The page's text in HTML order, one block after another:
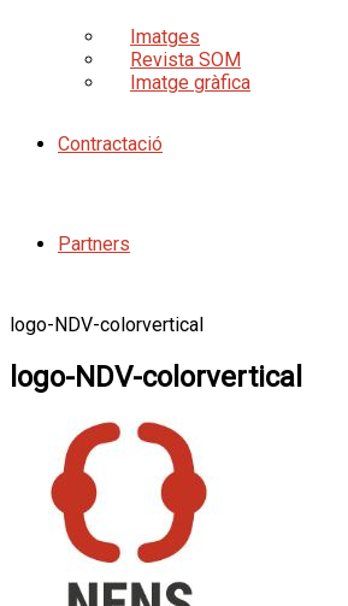
Imatges
Revista SOM
Imatge gràfica
Contractació
Partners
logo-NDV-colorvertical
logo-NDV-colorvertical